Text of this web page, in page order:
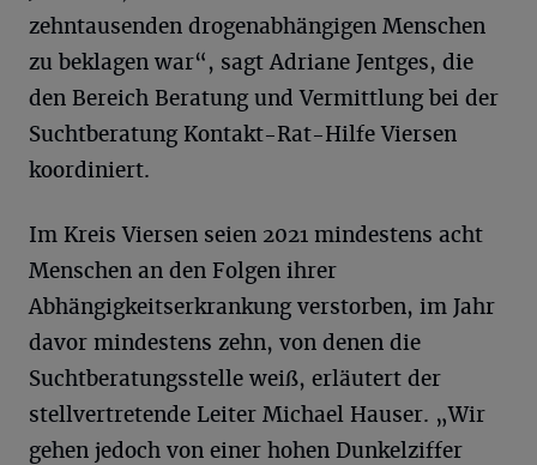
zehntausenden drogenabhängigen Menschen
zu beklagen war“, sagt Adriane Jentges, die
den Bereich Beratung und Vermittlung bei der
Suchtberatung Kontakt-Rat-Hilfe Viersen
koordiniert.
Im Kreis Viersen seien 2021 mindestens acht
Menschen an den Folgen ihrer
Abhängigkeitserkrankung verstorben, im Jahr
davor mindestens zehn, von denen die
Suchtberatungsstelle weiß, erläutert der
stellvertretende Leiter Michael Hauser. „Wir
gehen jedoch von einer hohen Dunkelziffer